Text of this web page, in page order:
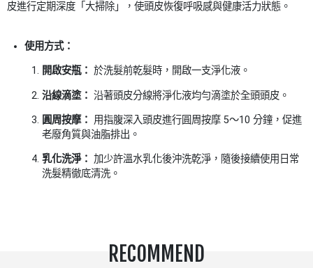
皮進行定期深度「大掃除」，使頭皮恢復呼吸感與健康活力狀態。
使用方式：
開啟安瓶： 於洗髮前乾髮時，開啟一支淨化液。
沿線滴塗： 沿著頭皮分線將淨化液均勻滴塗於全頭頭皮。
圓周按摩： 用指腹深入頭皮進行圓周按摩 5～10 分鐘，促進
老廢角質與油脂排出。
乳化洗淨： 加少許溫水乳化後沖洗乾淨，隨後接續使用日常
洗髮精徹底清洗。
RECOMMEND